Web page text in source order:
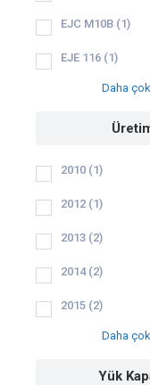
EJC M10B (1)
EJE 116 (1)
Daha
2010 (1)
2012 (1)
2013 (2)
2014 (2)
2015 (2)
Daha
Yük